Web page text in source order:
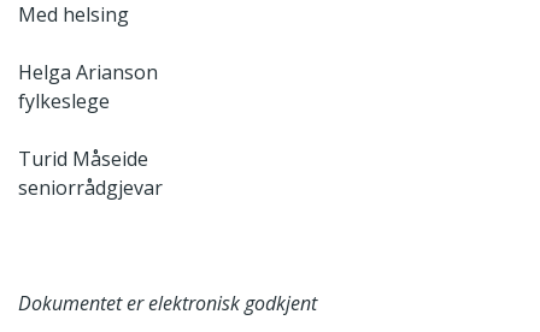
Med helsing
Helga Arianson
fylkeslege
Turid Måseide
seniorrådgjevar
Dokumentet er elektronisk godkjent